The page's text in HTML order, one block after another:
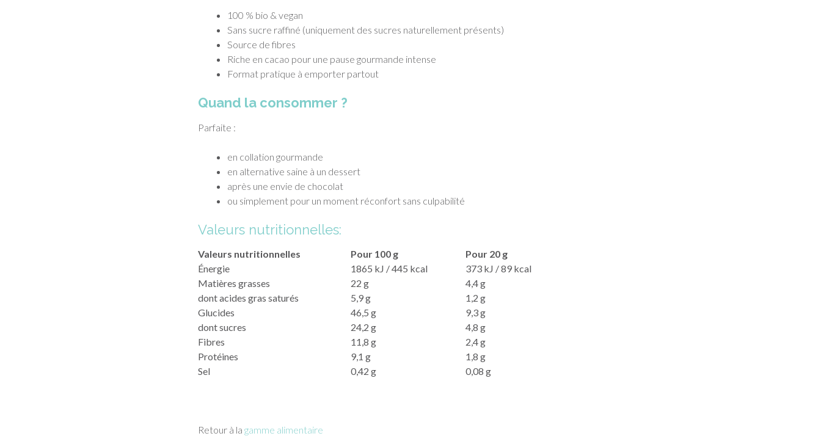
100 % bio & vegan
Sans sucre raffiné (uniquement des sucres naturellement présents)
Source de fibres
Riche en cacao pour une pause gourmande intense
Format pratique à emporter partout
Quand la consommer ?
Parfaite :
en collation gourmande
en alternative saine à un dessert
après une envie de chocolat
ou simplement pour un moment réconfort sans culpabilité
Valeurs nutritionnelles:
Valeurs nutritionnelles Pour 100 g
Pour 20 g
Énergie
1865 kJ / 445 kcal
373 kJ / 89 kcal
Matières grasses
22 g
4,4 g
dont acides gras saturés
5,9 g
1,2 g
Glucides
46,5 g
9,3 g
dont sucres
24,2 g
4,8 g
Fibres
11,8 g
2,4 g
Protéines
9,1 g
1,8 g
Sel
0,42 g 0,08 g
Retour à lagamme alimentaire